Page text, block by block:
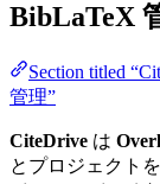
BibLaTeX
Section titled
管理”
CiteDrive は
とプロジェクト